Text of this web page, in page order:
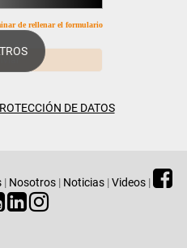
de rellenar el formulario
DE DATOS
| Nosotros | Noticias |Videos |